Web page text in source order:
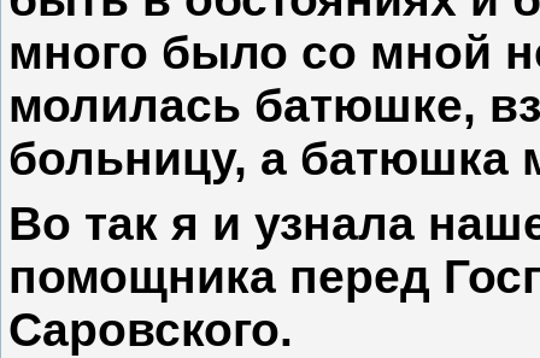
много было со мной
молилась батюшке,
больницу, а батюшка
Во так я и узнала
помощника перед
Саровского.